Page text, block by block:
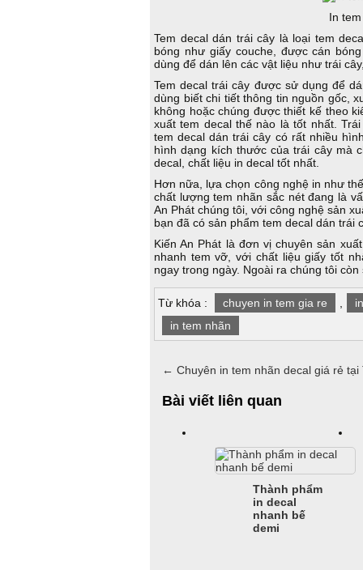
In
Tem decal dán trái cây là loại tem
bóng như giấy couche, được cán
dùng để dán lên các vật liệu như trái
Tem decal trái cây được sử dụng để
dùng biết chi tiết thông tin nguồn gốc,
không hoặc chúng được thiết kế theo
xuất tem decal thế nào là tốt nhất.
tem decal dán trái cây có rất nhiều
hình dạng kích thước của trái cây mà
decal, chất liệu in decal tốt nhất.
Hơn nữa, lựa chọn công nghệ in như
chất lượng tem nhãn sắc nét đang là
An Phát chúng tôi, với công nghệ sản
bạn đã có sản phẩm tem decal dán
Kiến An Phát là đơn vị chuyên sản
nhanh tem vỡ, với chất liệu giấy tốt
ngay trong ngày. Ngoài ra chúng tôi
Từ khóa : chuyen in tem gia re ,
in tem nhãn
← Chuyên in tem nhãn decal giá rẻ tại
Bài viết liên quan
Thành phẩm
in decal
nhanh bế
demi